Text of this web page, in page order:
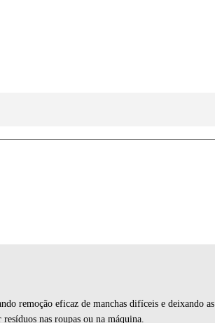
remoção eficaz de manchas difíceis e deixando
nas roupas ou na máquina.